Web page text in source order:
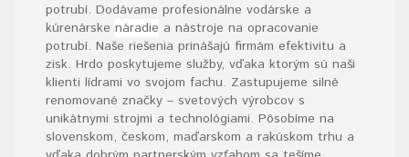
potrubí. Dodávame profesionálne vodárske a
kúrenárske náradie a nástroje na opracovanie
potrubí. Naše riešenia prinášajú firmám efektivitu a
zisk. Hrdo poskytujeme služby, vďaka ktorým sú naši
klienti lídrami vo svojom fachu. Zastupujeme silné
renomované značky – svetových výrobcov s
unikátnymi strojmi a technológiami. Pôsobíme na
slovenskom, českom, maďarskom a rakúskom trhu a